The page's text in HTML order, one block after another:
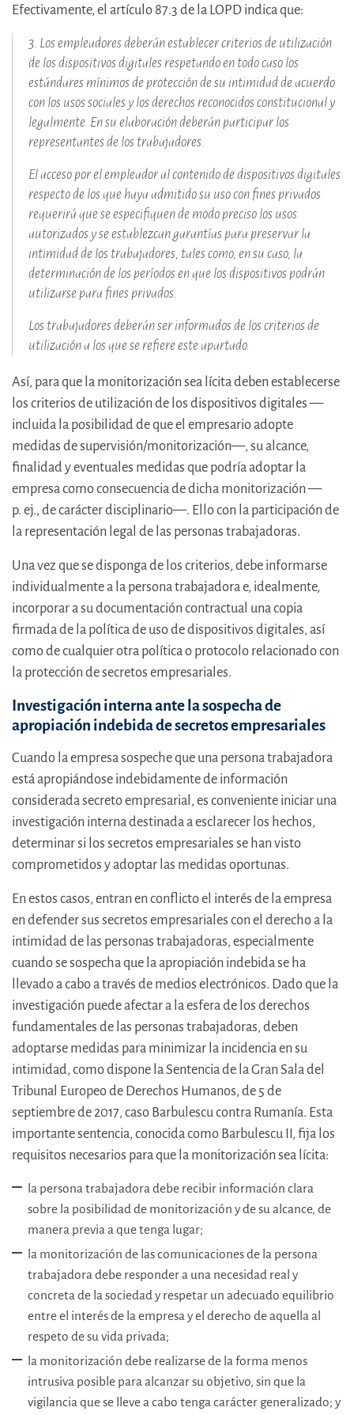
Efectivamente, el artículo 87.3 de la LOPD indica que:
3. Los empleadores deberán establecer criterios de utilización
de los dispositivos digitales respetando en todo caso los
estándares mínimos de protección de su intimidad de acuerdo
con los usos sociales y los derechos reconocidos constitucional y
legalmente. En su elaboración deberán participar los
representantes de los trabajadores.
El acceso por el empleador al contenido de dispositivos digitales
respecto de los que haya admitido su uso con fines privados
requerirá que se especifiquen de modo preciso los usos
autorizados y se establezcan garantías para preservar la
intimidad de los trabajadores, tales como, en su caso, la
determinación de los períodos en que los dispositivos podrán
utilizarse para fines privados.
Los trabajadores deberán ser informados de los criterios de
utilización a los que se refiere este apartado.
Así, para que la monitorización sea lícita deben establecerse
los criterios de utilización de los dispositivos digitales —
incluida la posibilidad de que el empresario adopte
medidas de supervisión/monitorización—‍, su alcance,
finalidad y eventuales medidas que podría adoptar la
empresa como consecuencia de dicha monitorización —
p. ej., de carácter disciplinario—. Ello con la participación de
la representación legal de las personas trabajadoras.
Una vez que se disponga de los criterios, debe informarse
individualmente a la persona trabajadora e, idealmente,
incorporar a su documentación contractual una copia
firmada de la política de uso de dispositivos digitales, así
como de cualquier otra política o protocolo relacionado con
la protección de secretos empresariales.
Investigación interna ante la sospecha de
apropiación indebida de secretos empresariales
Cuando la empresa sospeche que una persona trabajadora
está apropiándose indebidamente de información
considerada secreto empresarial, es conveniente iniciar una
investigación interna destinada a esclarecer los hechos,
determinar si los secretos empresariales se han visto
comprometidos y adoptar las medidas oportunas.
En estos casos, entran en conflicto el interés de la empresa
en defender sus secretos empresariales con el derecho a la
intimidad de las personas trabajadoras, especialmente
cuando se sospecha que la apropiación indebida se ha
llevado a cabo a través de medios electrónicos. Dado que la
investigación puede afectar a la esfera de los derechos
fundamentales de las personas trabajadoras, deben
adoptarse medidas para minimizar la incidencia en su
intimidad, como dispone la Sentencia de la Gran Sala del
Tribunal Europeo de Derechos Humanos, de 5 de
septiembre de 2017, caso Barbulescu contra Rumanía. Esta
importante sentencia, conocida como Barbulescu II, fija los
requisitos necesarios para que la monitorización sea lícita:
la persona trabajadora debe recibir información clara
sobre la posibilidad de monitorización y de su alcance, de
manera previa a que tenga lugar;
la monitorización de las comunicaciones de la persona
trabajadora debe responder a una necesidad real y
concreta de la sociedad y respetar un adecuado equilibrio
entre el interés de la empresa y el derecho de aquella al
respeto de su vida privada;
la monitorización debe realizarse de la forma menos
intrusiva posible para alcanzar su objetivo, sin que la
vigilancia que se lleve a cabo tenga carácter generalizado; y